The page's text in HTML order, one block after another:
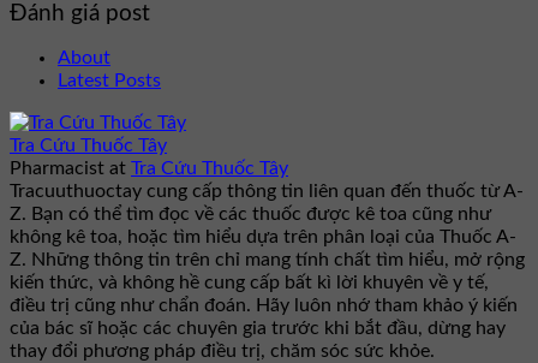
Đánh giá post
About
Latest Posts
Tra Cứu Thuốc Tây
Pharmacist at Tra Cứu Thuốc Tây
Tracuuthuoctay cung cấp thông tin liên quan đến thuốc từ A-
Z. Bạn có thể tìm đọc về các thuốc được kê toa cũng như
không kê toa, hoặc tìm hiểu dựa trên phân loại của Thuốc A-
Z. Những thông tin trên chỉ mang tính chất tìm hiểu, mở rộng
kiến thức, và không hề cung cấp bất kì lời khuyên về y tế,
điều trị cũng như chẩn đoán. Hãy luôn nhớ tham khảo ý kiến
của bác sĩ hoặc các chuyên gia trước khi bắt đầu, dừng hay
thay đổi phương pháp điều trị, chăm sóc sức khỏe.